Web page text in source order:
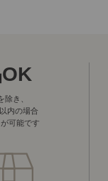
除き、
内の場合
可能です